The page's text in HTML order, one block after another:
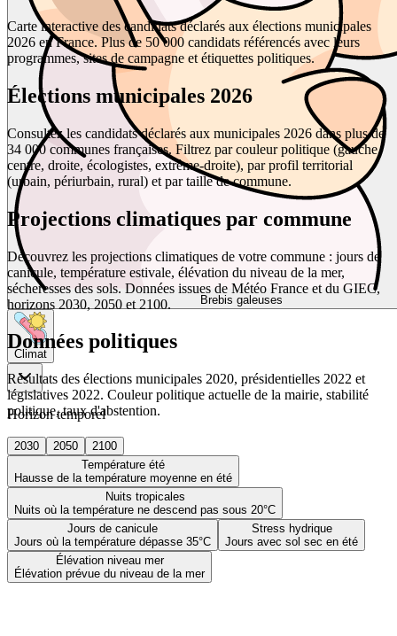
Brebis galeuses
Climat
Horizon temporel
2030 2050
2100
Température été
Hausse de la température moyenne en été
Nuits tropicales
Nuits où la température ne descend pas sous 20°C
Jours de canicule
Jours où la température dépasse 35°C
Stress hydrique
Jours avec sol sec en été
Élévation niveau mer
Élévation prévue du niveau de la mer
Carte interactive des candidats déclarés aux élections municipales
2026 en France. Plus de 50 000 candidats référencés avec leurs
programmes, sites de campagne et étiquettes politiques.
Élections municipales 2026
Consultez les candidats déclarés aux municipales 2026 dans plus de
34 000 communes françaises. Filtrez par couleur politique (gauche,
centre, droite, écologistes, extrême-droite), par profil territorial
(urbain, périurbain, rural) et par taille de commune.
Projections climatiques par commune
Découvrez les projections climatiques de votre commune : jours de
canicule, température estivale, élévation du niveau de la mer,
sécheresses des sols. Données issues de Météo France et du GIEC,
horizons 2030, 2050 et 2100.
Données politiques
Résultats des élections municipales 2020, présidentielles 2022 et
législatives 2022. Couleur politique actuelle de la mairie, stabilité
politique, taux d'abstention.